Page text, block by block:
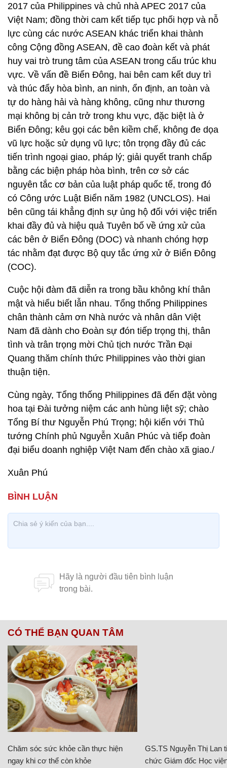
2017 của Philippines và chủ nhà APEC 2017 của
Việt Nam; đồng thời cam kết tiếp tục phối hợp và nỗ
lực cùng các nước ASEAN khác triển khai thành
công Cộng đồng ASEAN, đề cao đoàn kết và phát
huy vai trò trung tâm của ASEAN trong cấu trúc khu
vực. Về vấn đề Biển Đông, hai bên cam kết duy trì
và thúc đẩy hòa bình, an ninh, ổn định, an toàn và
tự do hàng hải và hàng không, cũng như thương
mại không bị cản trở trong khu vực, đặc biệt là ở
Biển Đông; kêu gọi các bên kiềm chế, không đe dọa
vũ lực hoặc sử dụng vũ lực; tôn trọng đầy đủ các
tiến trình ngoại giao, pháp lý; giải quyết tranh chấp
bằng các biện pháp hòa bình, trên cơ sở các
nguyên tắc cơ bản của luật pháp quốc tế, trong đó
có Công ước Luật Biển năm 1982 (UNCLOS). Hai
bên cũng tái khẳng định sự ủng hộ đối với việc triển
khai đầy đủ và hiệu quả Tuyên bố về ứng xử của
các bên ở Biển Đông (DOC) và nhanh chóng hợp
tác nhằm đạt được Bộ quy tắc ứng xử ở Biển Đông
(COC).
Cuộc hội đàm đã diễn ra trong bầu không khí thân
mật và hiểu biết lẫn nhau. Tổng thống Philippines
chân thành cảm ơn Nhà nước và nhân dân Việt
Nam đã dành cho Đoàn sự đón tiếp trọng thị, thân
tình và trân trọng mời Chủ tịch nước Trần Đại
Quang thăm chính thức Philippines vào thời gian
thuận tiện.
Cùng ngày, Tổng thống Philippines đã đến đặt vòng
hoa tại Đài tưởng niệm các anh hùng liệt sỹ; chào
Tổng Bí thư Nguyễn Phú Trọng; hội kiến với Thủ
tướng Chính phủ Nguyễn Xuân Phúc và tiếp đoàn
đại biểu doanh nghiệp Việt Nam đến chào xã giao./
Xuân Phú
CÓ THỂ BẠN QUAN TÂM
Chăm sóc sức khỏe cần thực hiện
ngay khi cơ thể còn khỏe
GS.TS Nguyễn Thị Lan
chức Giám đốc Học